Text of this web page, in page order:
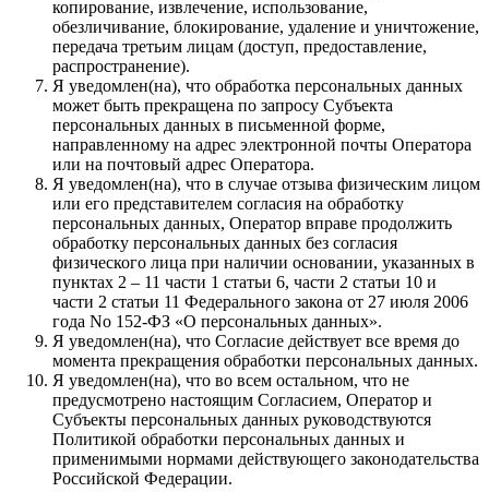
копирование, извлечение, использование,
обезличивание, блокирование, удаление и уничтожение,
передача третьим лицам (доступ, предоставление,
распространение).
Я уведомлен(на), что обработка персональных данных
может быть прекращена по запросу Субъекта
персональных данных в письменной форме,
направленному на адрес электронной почты Оператора
или на почтовый адрес Оператора.
Я уведомлен(на), что в случае отзыва физическим лицом
или его представителем согласия на обработку
персональных данных, Оператор вправе продолжить
обработку персональных данных без согласия
физического лица при наличии основании, указанных в
пунктах 2 – 11 части 1 статьи 6, части 2 статьи 10 и
части 2 статьи 11 Федерального закона от 27 июля 2006
года No 152-ФЗ «О персональных данных».
Я уведомлен(на), что Согласие действует все время до
момента прекращения обработки персональных данных.
Я уведомлен(на), что во всем остальном, что не
предусмотрено настоящим Согласием, Оператор и
Субъекты персональных данных руководствуются
Политикой обработки персональных данных и
применимыми нормами действующего законодательства
Российской Федерации.